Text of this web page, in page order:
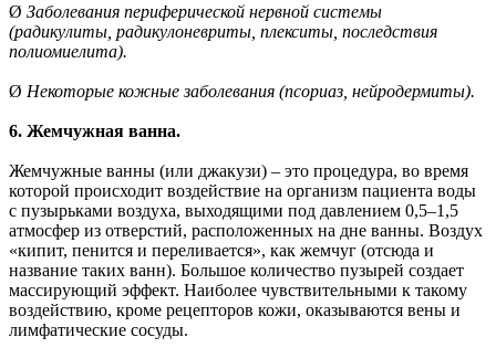
Ø Заболевания периферической нервной системы
(радикулиты, радикулоневриты, плекситы, последствия
полиомиелита).
Ø Некоторые кожные заболевания (псориаз, нейродермиты).
6. Жемчужная ванна.
Жемчужные ванны (или джакузи) – это процедура, во время
которой происходит воздействие на организм пациента воды
с пузырьками воздуха, выходящими под давлением 0,5–1,5
атмосфер из отверстий, расположенных на дне ванны. Воздух
«кипит, пенится и переливается», как жемчуг (отсюда и
название таких ванн). Большое количество пузырей создает
массирующий эффект. Наиболее чувствительными к такому
воздействию, кроме рецепторов кожи, оказываются вены и
лимфатические сосуды.